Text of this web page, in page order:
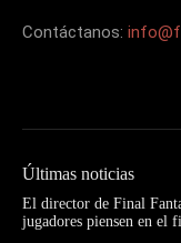
Contáctanos:
Últimas noticias
El director de Final
jugadores piensen en el